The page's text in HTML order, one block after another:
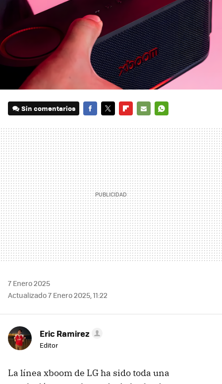
Sin comentarios
MAIL
7 Enero 2025
Actualizado 7 Enero 2025, 11:22
Eric Ramirez
Editor
La línea xboom de LG ha sido toda una